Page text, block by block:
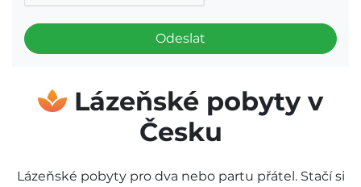
Odeslat
Lázeňské pobyty v
Česku
Lázeňské pobyty pro dva nebo partu přátel. Stačí si